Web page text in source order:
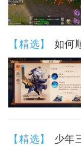
【精选】 如何
【精选】 少年